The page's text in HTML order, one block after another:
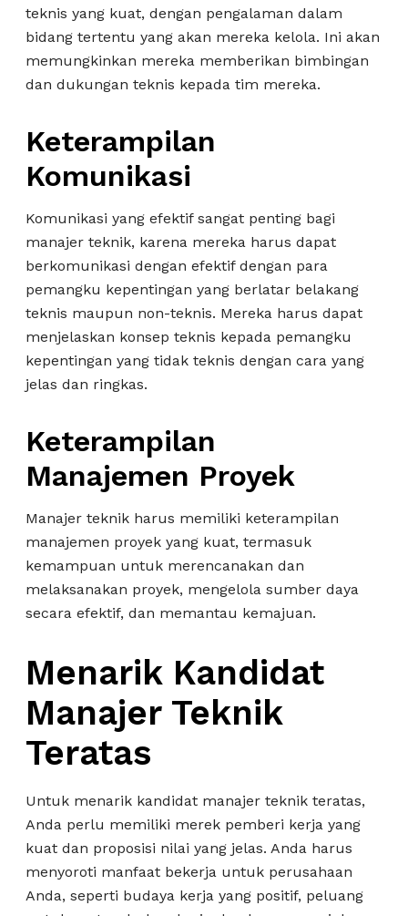
teknis yang kuat, dengan pengalaman dalam
bidang tertentu yang akan mereka kelola. Ini akan
memungkinkan mereka memberikan bimbingan
dan dukungan teknis kepada tim mereka.
Keterampilan
Komunikasi
Komunikasi yang efektif sangat penting bagi
manajer teknik, karena mereka harus dapat
berkomunikasi dengan efektif dengan para
pemangku kepentingan yang berlatar belakang
teknis maupun non-teknis. Mereka harus dapat
menjelaskan konsep teknis kepada pemangku
kepentingan yang tidak teknis dengan cara yang
jelas dan ringkas.
Keterampilan
Manajemen Proyek
Manajer teknik harus memiliki keterampilan
manajemen proyek yang kuat, termasuk
kemampuan untuk merencanakan dan
melaksanakan proyek, mengelola sumber daya
secara efektif, dan memantau kemajuan.
Menarik Kandidat
Manajer Teknik
Teratas
Untuk menarik kandidat manajer teknik teratas,
Anda perlu memiliki merek pemberi kerja yang
kuat dan proposisi nilai yang jelas. Anda harus
menyoroti manfaat bekerja untuk perusahaan
Anda, seperti budaya kerja yang positif, peluang